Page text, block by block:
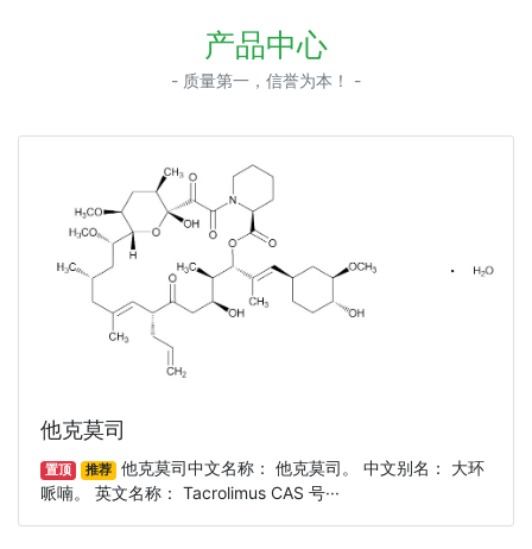
产品中心
- 质量第一，信誉为本！ -
他克莫司
置顶 推荐
他克莫司中文名称： 他克莫司。 中文别名： 大环
哌喃。 英文名称： Tacrolimus CAS 号···